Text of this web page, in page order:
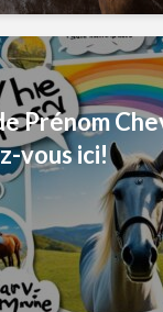
Prénom
vous ici!